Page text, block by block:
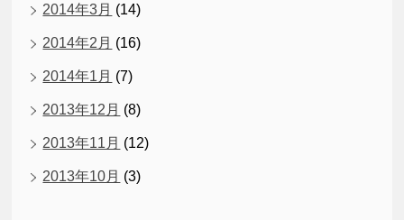
2014年3月 (14)
2014年2月 (16)
2014年1月 (7)
2013年12月 (8)
2013年11月 (12)
2013年10月 (3)